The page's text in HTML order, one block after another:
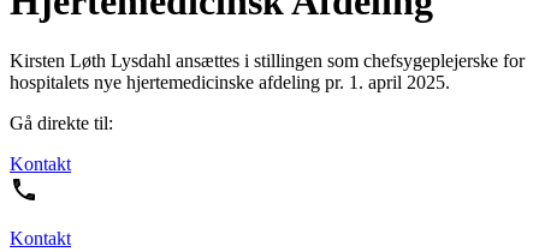
Kirsten Løth Lysdahl ansættes i stillingen som chefsygeplejerske for
hospitalets nye hjertemedicinske afdeling pr. 1. april 2025.
Gå direkte til:
Kontakt
Kontakt